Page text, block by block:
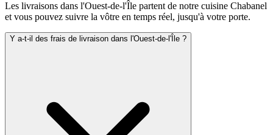
Les livraisons dans l'Ouest-de-l'Île partent de notre cuisine Chabanel
et vous pouvez suivre la vôtre en temps réel, jusqu'à votre porte.
Y a-t-il des frais de livraison dans l'Ouest-de-l'Île ?